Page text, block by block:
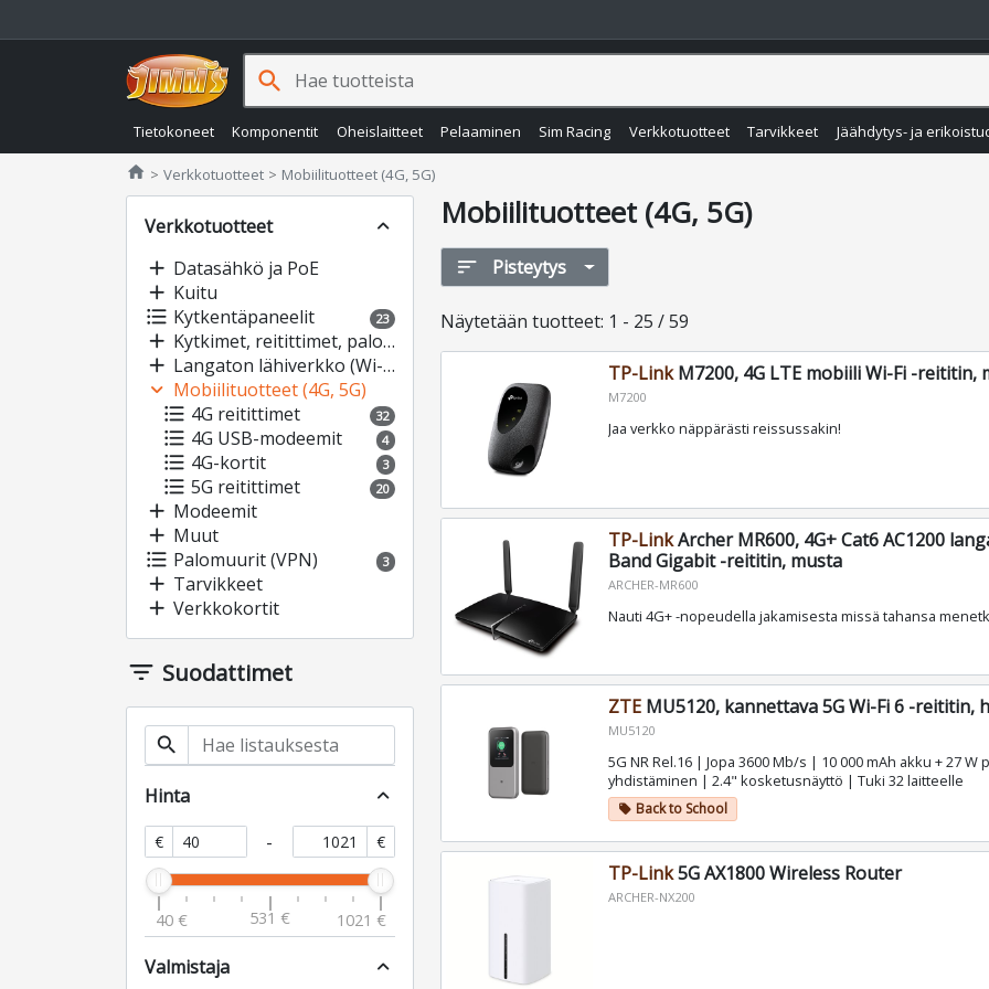
Tietokoneet Komponentit Oheislaitteet Pelaaminen Sim Racing Verkkotuotteet Tarvikkeet Jäähdytys- ja
search
home Jimms.fi
Verkkotuotteet Mobiilituotteet (4G, 5G)
Verkkotuotteet
expand_less
add Datasähkö ja PoE
add Kuitu
format_list_bulleted Kytkentäpaneelit 23
add Kytkimet, reitittimet, palomuurit
add Langaton lähiverkko (Wi-Fi)
expand_more Mobiilituotteet (4G, 5G)
format_list_bulleted 4G reitittimet 32
format_list_bulleted 4G USB-modeemit 4
format_list_bulleted 4G-kortit 3
format_list_bulleted 5G reitittimet 20
add Modeemit
add Muut
format_list_bulleted Palomuurit (VPN) 3
add Tarvikkeet
add Verkkokortit
filter_list Suodattimet
search
Hinta expand_less
€ - €
40 € 531 € 1021 €
Valmistaja expand_less
Mobiilituotteet (4G, 5G)
sort Pisteytys
Näytetään tuotteet: 1 - 25 / 59
TP-LinkM7200, 4G LTE mobiili Wi-Fi -reititin,
M7200
Jaa verkko näppärästi reissussakin!
TP-LinkArcher MR600, 4G+ Cat6 AC1200
Band Gigabit -reititin, musta
ARCHER-MR600
Nauti 4G+ -nopeudella jakamisesta missä tahansa
ZTEMU5120, kannettava 5G Wi-Fi 6 -reititin,
MU5120
5G NR Rel.16 | Jopa 3600 Mb/s | 10 000 mAh akku + 27 W
yhdistäminen | 2.4" kosketusnäyttö | Tuki 32 laitteelle
local_offer Back to School
TP-Link5G AX1800 Wireless Router
ARCHER-NX200